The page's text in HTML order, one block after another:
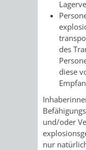
des
diese
und/oder
nur